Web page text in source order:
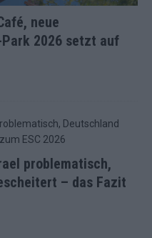
neue
2026 setzt auf
problematisch,
– das Fazit